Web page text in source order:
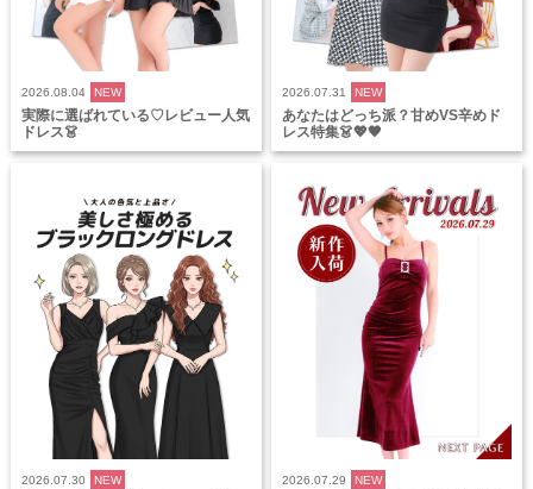
2026.08.04 NEW
実際に選ばれている♡レビュー人気
ドレス👗
2026.07.31 NEW
あなたはどっち派？甘めVS辛めド
レス特集👗💖🖤
2026.07.30 NEW 2026.07.29 NEW